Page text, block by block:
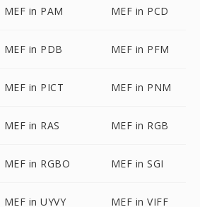
MEF in PAM MEF in PCD
MEF in PDB MEF in PFM
MEF in PICT MEF in PNM
MEF in RAS MEF in RGB
MEF in RGBO MEF in SGI
MEF in UYVY MEF in VIFF